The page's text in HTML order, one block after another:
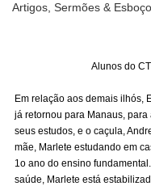
Artigos, Sermões &
Alunos do
Em relação aos demais ilhós,
já retornou para Manaus,
seus estudos, e o caçula,
mãe, Marlete estudando em
1o ano do ensino
saúde, Marlete está